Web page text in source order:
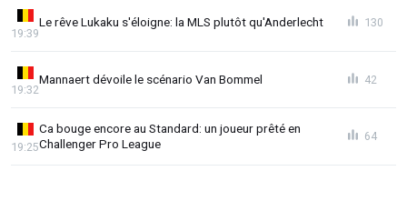
Le rêve Lukaku s'éloigne: la MLS plutôt qu'Anderlecht
19:39
130
Mannaert dévoile le scénario Van Bommel
19:32
42
Ca bouge encore au Standard: un joueur prêté en
Challenger Pro League
19:25
64